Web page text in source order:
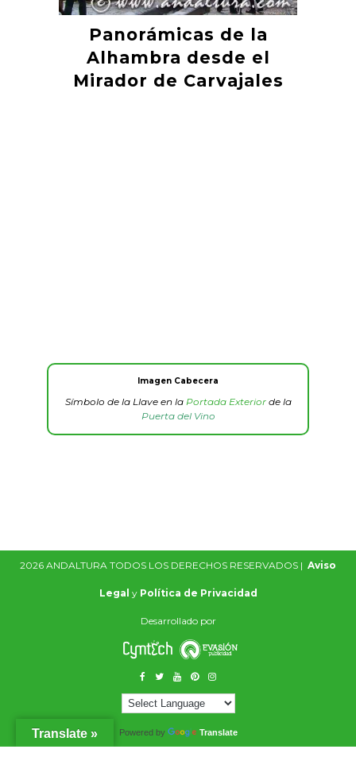
Panorámicas de la
Alhambra desde el
Mirador de Carvajales
Imagen Cabecera
Símbolo de la Llave en la Portada Exteriorde la
Puerta del Vino
2026 ANDALTURA TODOS LOS DERECHOS RESERVADOS | Aviso
Legal y Política de Privacidad
Desarrollado por
Powered by Translate
Translate »